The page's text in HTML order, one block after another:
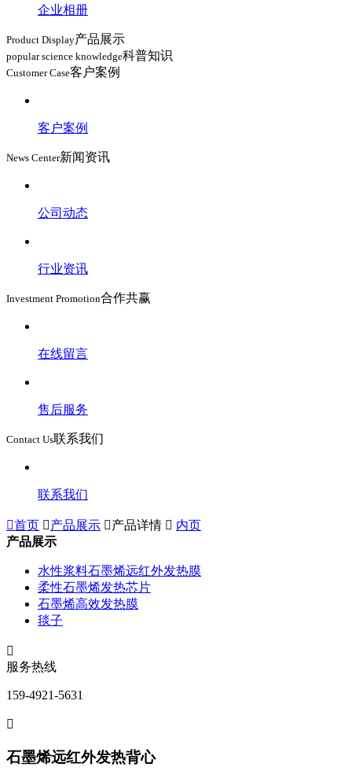
企业相册
Product Display产品展示
popular science knowledge科普知识
Customer Case客户案例
客户案例
News Center新闻资讯
公司动态
行业资讯
Investment Promotion合作共赢
在线留言
售后服务
Contact Us联系我们
联系我们
首页 产品展示 产品详情  内页
产品展示
水性浆料石墨烯远红外发热膜
柔性石墨烯发热芯片
石墨烯高效发热膜
毯子

服务热线
159-4921-5631

石墨烯远红外发热背心